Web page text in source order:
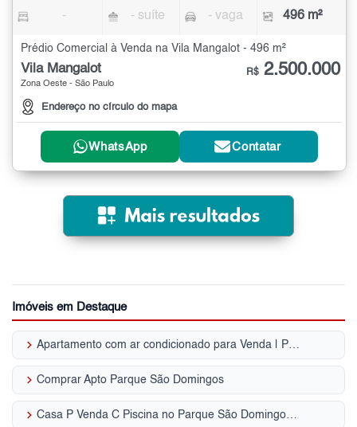
- - suíte - vaga 496 m²
Prédio Comercial à Venda na Vila Mangalot - 496 m²
Vila Mangalot
Zona Oeste - São Paulo
Endereço no círculo do mapa
R$ 2.500.000
WhatsApp Contatar
Imóveis em Destaque
keyboard_arrow_right Apartamento com ar condicionado para Venda | Parque São Domingos
keyboard_arrow_right Comprar Apto Parque São Domingos
keyboard_arrow_right Casa P Venda C Piscina no Parque São Domingos - SP